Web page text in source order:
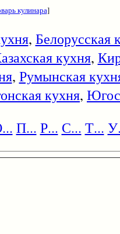
кулинара]
, Белорусская
кухня,
, Румынская
кухня,
П... Р... С... Т...